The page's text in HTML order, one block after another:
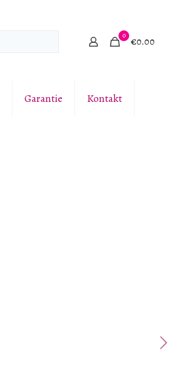
0 €0.00
Garantie Kontakt